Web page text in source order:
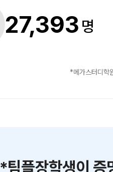
27,393 명
*메가스터디학
*팀플장학생이 증